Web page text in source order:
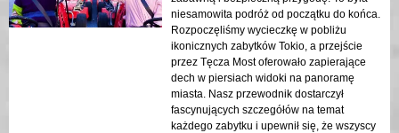
nowoczesnymi strukturami Tokio a
historycznymi obszarami był pięknie
ukazany w nocnych światłach. Gorąco
polecam tę wycieczkę każdemu!
niesamowita podróż od początku do końca.
Rozpoczęliśmy wycieczkę w pobliżu
ikonicznych zabytków Tokio, a przejście
przez Tęcza Most oferowało zapierające
dech w piersiach widoki na panoramę
miasta. Nasz przewodnik dostarczył
fascynujących szczegółów na temat
każdego zabytku i upewnił się, że wszyscy